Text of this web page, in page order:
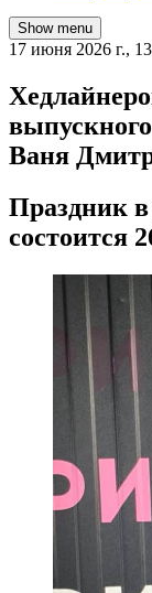
Show menu
17 июня 2026 г.,
Ваня
Праздник в
состоится